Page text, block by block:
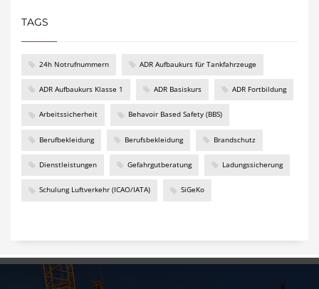
TAGS
24h Notrufnummern ADR Aufbaukurs für Tankfahrzeuge
ADR Aufbaukurs Klasse 1 ADR Basiskurs ADR Fortbildung
Arbeitssicherheit Behavoir Based Safety (BBS)
Berufbekleidung Berufsbekleidung Brandschutz
Dienstleistungen Gefahrgutberatung Ladungssicherung
Schulung Luftverkehr (ICAO/IATA) SiGeKo